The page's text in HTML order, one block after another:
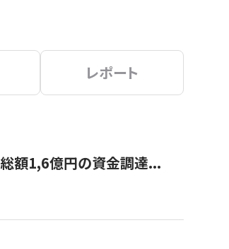
レポート
総額1,6億円の資金調達...